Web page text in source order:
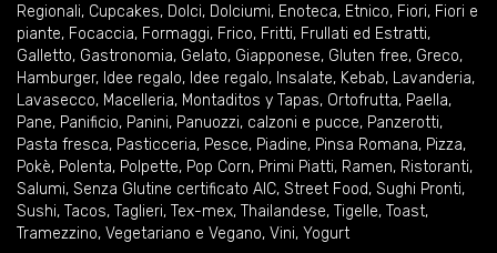
Regionali, Cupcakes, Dolci, Dolciumi, Enoteca, Etnico, Fiori, Fiori e
piante, Focaccia, Formaggi, Frico, Fritti, Frullati ed Estratti,
Galletto, Gastronomia, Gelato, Giapponese, Gluten free, Greco,
Hamburger, Idee regalo, Idee regalo, Insalate, Kebab, Lavanderia,
Lavasecco, Macelleria, Montaditos y Tapas, Ortofrutta, Paella,
Pane, Panificio, Panini, Panuozzi, calzoni e pucce, Panzerotti,
Pasta fresca, Pasticceria, Pesce, Piadine, Pinsa Romana, Pizza,
Pokè, Polenta, Polpette, Pop Corn, Primi Piatti, Ramen, Ristoranti,
Salumi, Senza Glutine certificato AIC, Street Food, Sughi Pronti,
Sushi, Tacos, Taglieri, Tex-mex, Thailandese, Tigelle, Toast,
Tramezzino, Vegetariano e Vegano, Vini, Yogurt